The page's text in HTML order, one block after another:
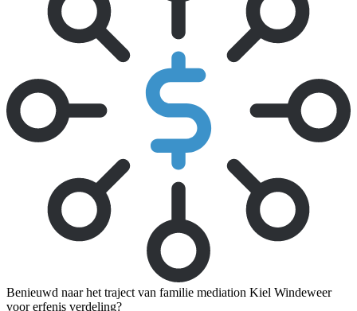
Benieuwd naar het traject van familie mediation Kiel Windeweer
voor erfenis verdeling?